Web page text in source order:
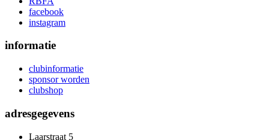
facebook
instagram
informatie
clubinformatie
sponsor worden
clubshop
adresgegevens
Laarstraat 5